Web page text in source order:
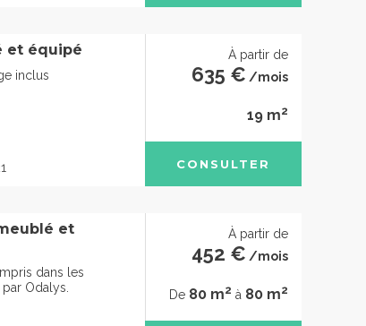
et équipé
inclus
À partir de
635 € /mois
19 m2
CONSULTER
et
dans les
Odalys.
À partir de
452 € /mois
De 80 m2 à 80 m2